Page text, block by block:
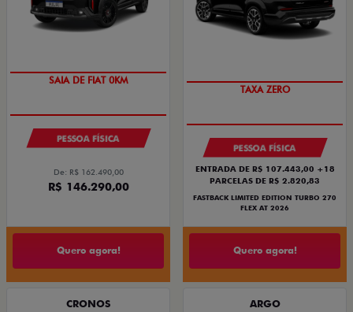
SAIA DE FIAT 0KM
PESSOA FÍSICA
De: R$ 162.490,00
R$ 146.290,00
Quero agora!
TAXA ZERO
PESSOA FÍSICA
ENTRADA DE R$ 107.443,00 +18
PARCELAS DE R$ 2.820,83
FASTBACK LIMITED EDITION TURBO 270
FLEX AT 2026
Quero agora!
CRONOS ARGO